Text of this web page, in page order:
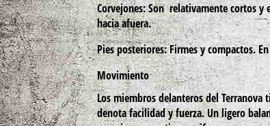
Corvejones:Son relativamente cortos y
hacia afuera.
Pies posteriores:Firmes y compactos.
Movimiento
Los miembros delanteros delTerranova
denota facilidad y fuerza. Un ligero